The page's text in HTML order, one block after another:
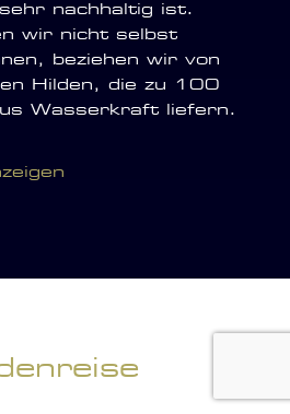
nachhaltig ist.
wir nicht selbst
beziehen wir von
Hilden, die zu 100
Wasserkraft liefern.